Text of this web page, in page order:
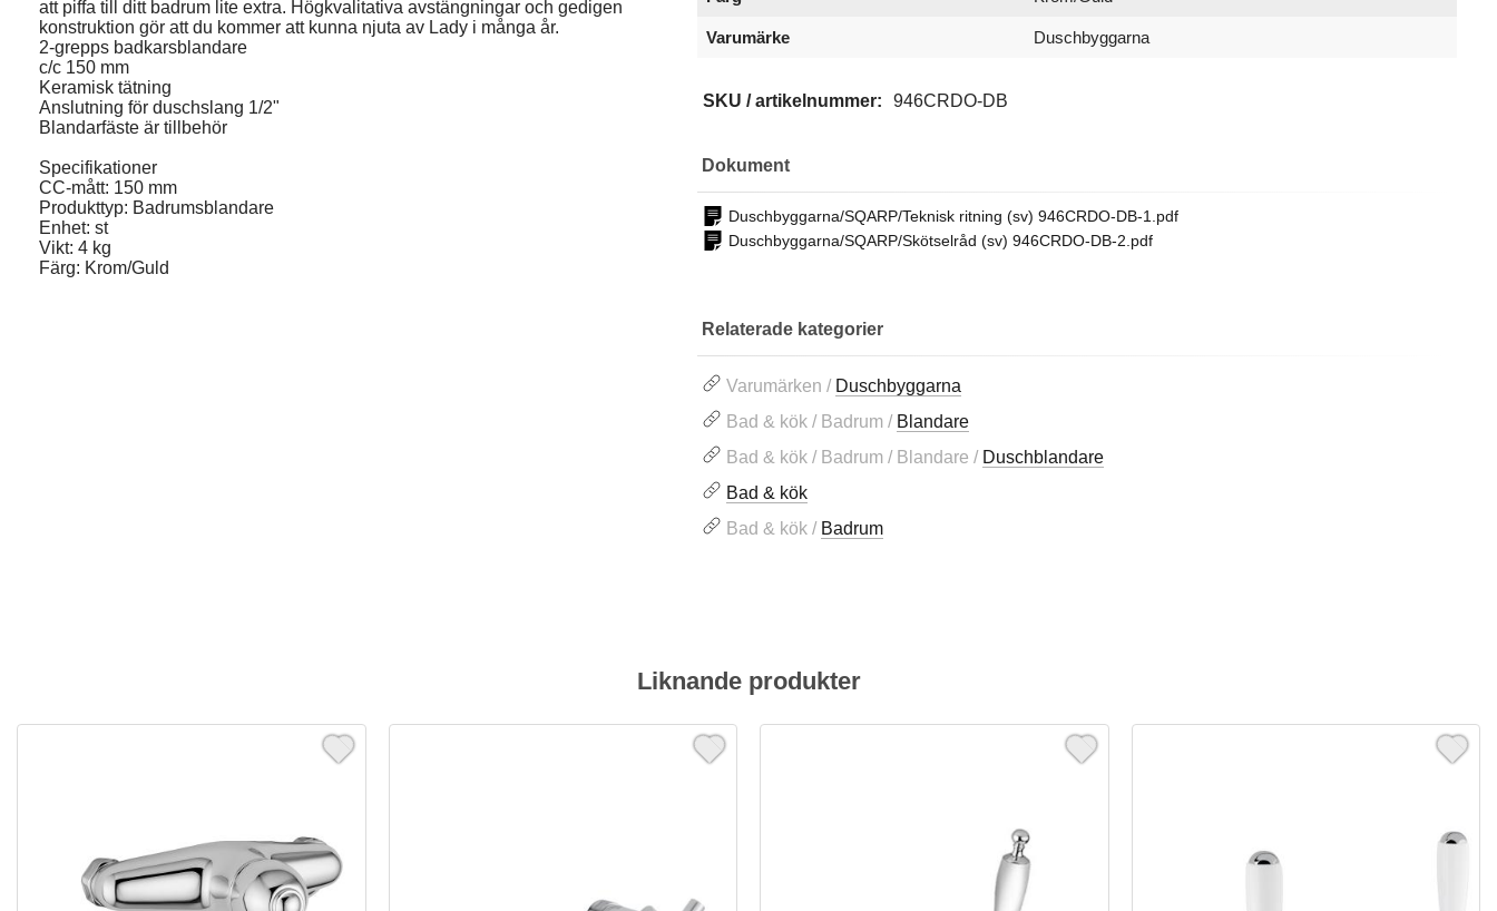
att piffa till ditt badrum lite extra. Högkvalitativa avstängningar och gedigen
konstruktion gör att du kommer att kunna njuta av Lady i många år.
2-grepps badkarsblandare
c/c 150 mm
Keramisk tätning
Anslutning för duschslang 1/2"
Blandarfäste är tillbehör
Specifikationer
CC-mått: 150 mm
Produkttyp: Badrumsblandare
Enhet: st
Vikt: 4 kg
Färg: Krom/Guld
Varumärke Duschbyggarna
SKU / artikelnummer: 946CRDO-DB
Dokument
Duschbyggarna/SQARP/Teknisk ritning (sv) 946CRDO-DB-1.pdf
Duschbyggarna/SQARP/Skötselråd (sv) 946CRDO-DB-2.pdf
Relaterade kategorier
Varumärken / Duschbyggarna
Bad & kök / Badrum / Blandare
Bad & kök / Badrum / Blandare / Duschblandare
Bad & kök
Bad & kök / Badrum
Liknande produkter